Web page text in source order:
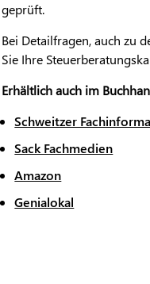
geprüft.
Bei Detailfragen, auch zu
Sie Ihre
Erhältlich auch im
Schweitzer
Sack Fachmedien
Amazon
Genialokal